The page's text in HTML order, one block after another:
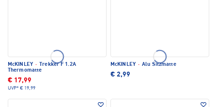
McKINLEY ·
Trekker F 1.2A
Thermomatte
€ 17,99
UVP* € 19,99
McKINLEY · Alu Sitzmatte
€ 2,99